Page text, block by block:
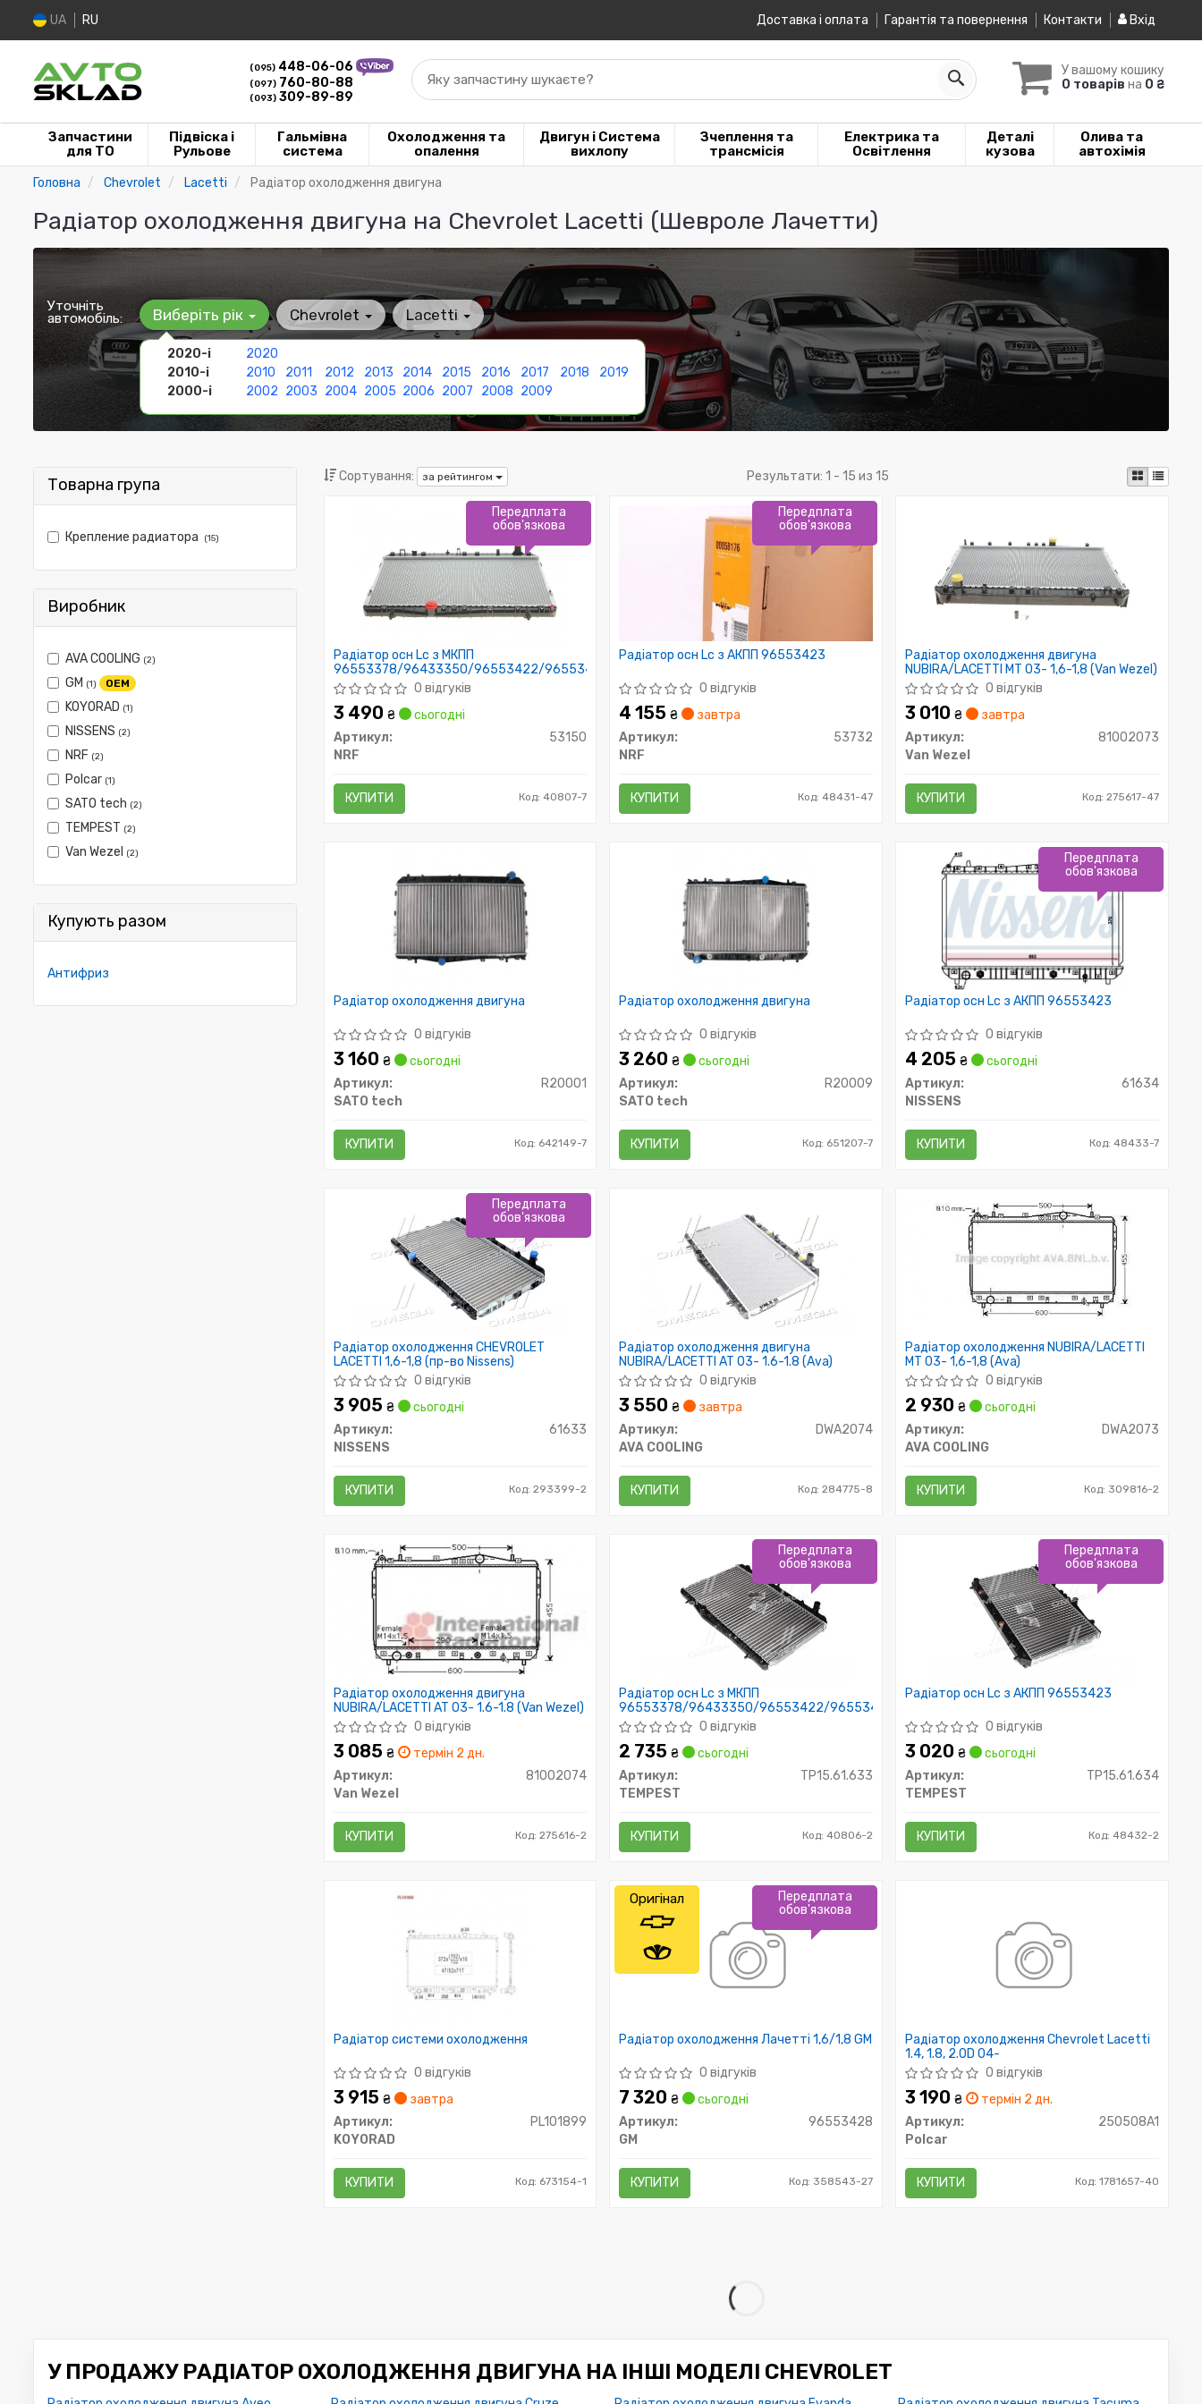
UA RU Доставка і оплата Гарантія та повернення Контакти Вхід
(095) 448-06-06
(097) 760-80-88
(093) 309-89-89
У вашому кошику
0 товарів на 0 ₴
Яку запчастину шукаєте?
Запчастини
для ТО
Підвіска і
Рульове
Гальмівна
система
Охолодження та
опалення
Двигун і Система
вихлопу
Зчеплення та
трансмісія
Електрика та
Освітлення
Деталі
кузова
Олива та
автохімія
Головна Chevrolet Lacetti Радіатор охолодження двигуна
Радіатор охолодження двигуна на Chevrolet Lacetti (Шевроле Лачетти)
Уточніть
автомобіль: Виберіть рік
2020-і
2020
2010-і
2010 2011 2012 2013 2014 2015 2016 2017 2018
2019
2000-і
2002 2003 2004 2005 2006 2007 2008 2009
Chevrolet Lacetti
Товарна група
Крепление радиатора (15)
Виробник
AVA COOLING (2)
GM (1) OEM
KOYORAD (1)
NISSENS (2)
NRF (2)
Polcar (1)
SATO tech (2)
TEMPEST (2)
Van Wezel (2)
Купують разом
Антифриз
Сортування: за рейтингом Результати: 1 - 15 из 15
Радіатор осн Lc з МКПП
96553378/96433350/96553422/96553428/96306235
0 відгуків
3 490 ₴
сьогодні
Артикул:
53150
NRF
КУПИТИ Код: 40807-7
Передплата
обов'язкова
Радіатор осн Lc з АКПП 96553423
0 відгуків
4 155₴
завтра
Артикул:
53732
NRF
КУПИТИ Код: 48431-47
Передплата
обов'язкова
Радіатор охолодження двигуна
NUBIRA/LACETTI MT 03- 1,6-1,8 (Van Wezel)
0 відгуків
3 010₴
завтра
Артикул:
81002073
Van Wezel
КУПИТИ Код: 275617-47
Радіатор охолодження двигуна
0 відгуків
3 160 ₴
сьогодні
Артикул:
R20001
SATO tech
КУПИТИ Код: 642149-7
Радіатор охолодження двигуна
0 відгуків
3 260₴
сьогодні
Артикул:
R20009
SATO tech
КУПИТИ Код: 651207-7
Радіатор осн Lc з АКПП 96553423
0 відгуків
4 205₴
сьогодні
Артикул:
61634
NISSENS
КУПИТИ Код: 48433-7
Передплата
обов'язкова
Радіатор охолодження CHEVROLET
LACETTI 1,6-1,8 (пр-во Nissens)
0 відгуків
3 905 ₴
сьогодні
Артикул:
61633
NISSENS
КУПИТИ Код: 293399-2
Передплата
обов'язкова
Радіатор охолодження двигуна
NUBIRA/LACETTI AT 03- 1.6-1.8 (Ava)
0 відгуків
3 550₴
завтра
Артикул:
DWA2074
AVA COOLING
КУПИТИ Код: 284775-8
Радіатор охолодження NUBIRA/LACETTI
MT 03- 1,6-1,8 (Ava)
0 відгуків
2 930₴
сьогодні
Артикул:
DWA2073
AVA COOLING
КУПИТИ Код: 309816-2
Радіатор охолодження двигуна
NUBIRA/LACETTI AT 03- 1.6-1.8 (Van Wezel)
0 відгуків
3 085 ₴
термін 2 дн.
Артикул:
81002074
Van Wezel
КУПИТИ Код: 275616-2
Радіатор осн Lc з МКПП
96553378/96433350/96553422/96553428/96306235
0 відгуків
2 735₴
сьогодні
Артикул:
TP15.61.633
TEMPEST
КУПИТИ Код: 40806-2
Передплата
обов'язкова
Радіатор осн Lc з АКПП 96553423
0 відгуків
3 020₴
сьогодні
Артикул:
TP15.61.634
TEMPEST
КУПИТИ Код: 48432-2
Передплата
обов'язкова
Радіатор системи охолодження
0 відгуків
3 915 ₴
завтра
Артикул:
PL101899
KOYORAD
КУПИТИ Код: 673154-1
Радіатор охолодження Лачетті 1,6/1,8 GM
0 відгуків
7 320₴
сьогодні
Артикул:
96553428
GM
КУПИТИ Код: 358543-27
Передплата
обов'язкова
Оригінал
Радіатор охолодження Chevrolet Lacetti
1.4, 1.8, 2.0D 04-
0 відгуків
3 190₴
термін 2 дн.
Артикул:
250508A1
Polcar
КУПИТИ Код: 1781657-40
У ПРОДАЖУ РАДІАТОР ОХОЛОДЖЕННЯ ДВИГУНА НА ІНШІ МОДЕЛІ CHEVROLET